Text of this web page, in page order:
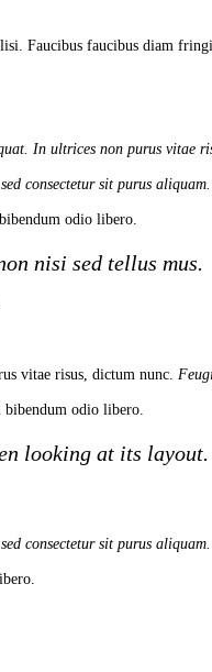
Faucibus faucibus diam
In ultrices non purus vitae
consectetur sit purus
odio libero.
nisi sed tellus mus.
vitae risus, dictum nunc.
bibendum odio libero.
looking at its layout.
consectetur sit purus